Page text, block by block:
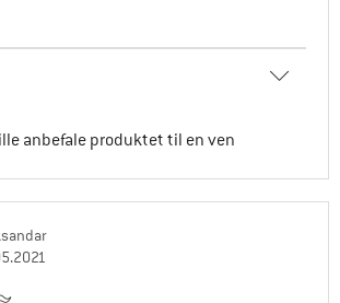
anbefale produktet til en ven